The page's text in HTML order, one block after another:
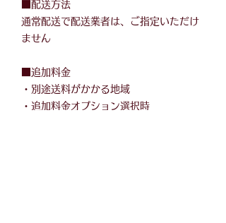
■配送方法
通常配送で配送業者は、ご指定いただけ
ません
■追加料金
・別途送料がかかる地域
・追加料金オプション選択時